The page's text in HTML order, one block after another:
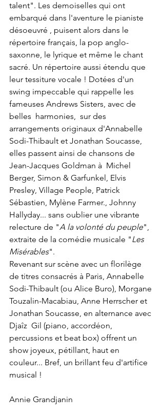
talent". Les demoiselles qui ont
embarqué dans l'aventure le pianiste
désoeuvré , puisent alors dans le
répertoire français, la pop anglo-
saxonne, le lyrique et même le chant
sacré. Un répertoire aussi étendu que
leur tessiture vocale ! Dotées d'un
swing impeccable qui rappelle les
fameuses Andrews Sisters, avec de
belles  harmonies,  sur des
arrangements originaux d'Annabelle
Sodi-Thibault et Jonathan Soucasse,
elles passent ainsi de chansons de
Jean-Jacques Goldman à  Michel
Berger, Simon & Garfunkel, Elvis
Presley, Village People, Patrick
Sébastien, Mylène Farmer., Johnny
Hallyday... sans oublier une vibrante
relecture de "A la volonté du peuple",
extraite de la comédie musicale "Les
Misérables".
Revenant sur scène avec un florilège
de titres consacrés à Paris, Annabelle
Sodi-Thibault (ou Alice Buro), Morgane
Touzalin-Macabiau, Anne Herrscher et
Jonathan Soucasse, en alternance avec
Djaîz  Gil (piano, accordéon,
percussions et beat box) offrent un
show joyeux, pétillant, haut en
couleur... Bref, un brillant feu d'artifice
musical !
Annie Grandjanin